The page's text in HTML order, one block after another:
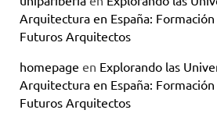
Arquitectura en España:
Futuros Arquitectos
homepage en Explorando las
Arquitectura en España:
Futuros Arquitectos